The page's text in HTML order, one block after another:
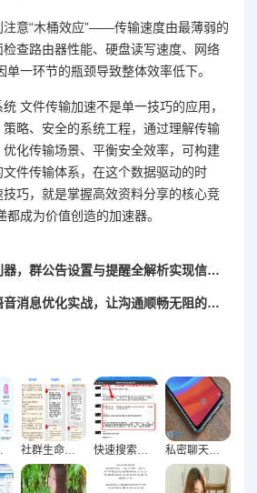
注意“木桶效应”——传输速度由最薄弱的
查路由器性能、硬盘读写速度、网络
一环节的瓶颈导致整体效率低下。
文件传输加速不是单一技巧的应用，
略、安全的系统工程，通过理解传输
化传输场景、平衡安全效率，可构建
件传输体系，在这个数据驱动的时
巧，就是掌握高效资料分享的核心竞
成为价值创造的加速器。
上一篇：高效沟通新利器，群公告设置与提醒全解析实现信息零延迟传递
下一篇：视频通话与语音消息优化实战，让沟通顺畅无阻的技巧全解析
化指南 社群生命力激活术，群组互动策略与成员参与感提升实践指南 快速搜索聊天记录，轻松定位重要信息的终极技巧指南 私密聊天终极防护，隐藏加密技巧构建信息安全屏障指南